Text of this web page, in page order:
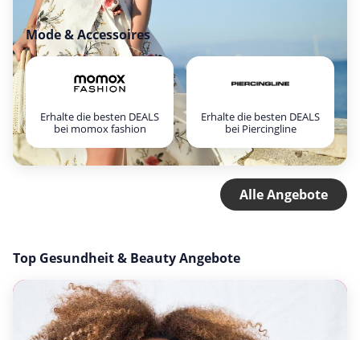
Mode & Accessoires
Erhalte die besten DEALS
bei momox fashion
Erhalte die besten DEALS
bei Piercingline
Alle Angebote
Top Gesundheit & Beauty Angebote